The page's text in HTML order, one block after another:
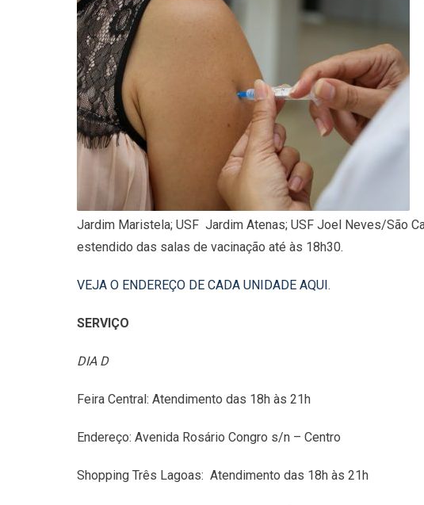
Jardim Maristela; USF Jardim Atenas; USF Joel Neves/São
estendido das salas de vacinação até às 18h30.
VEJA O ENDEREÇO DE CADA UNIDADE AQUI.
SERVIÇO
DIA D
Feira Central: Atendimento das 18h às 21h
Endereço: Avenida Rosário Congro s/n – Centro
Shopping Três Lagoas: Atendimento das 18h às 21h